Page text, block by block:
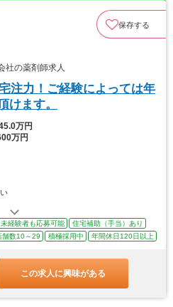
保存する
社の薬剤師求人
注力！ご経験によっては年
けます。
万円
万円
未経験者も応募可能
住宅補助（手当）あり
舗数10～29 積極採用中 年間休日120日以上
この求人に興味がある